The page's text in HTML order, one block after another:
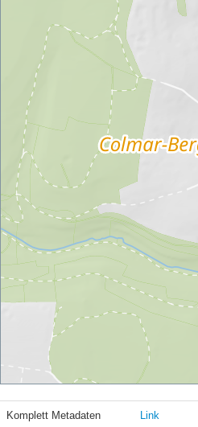
Komplett Metadaten Link